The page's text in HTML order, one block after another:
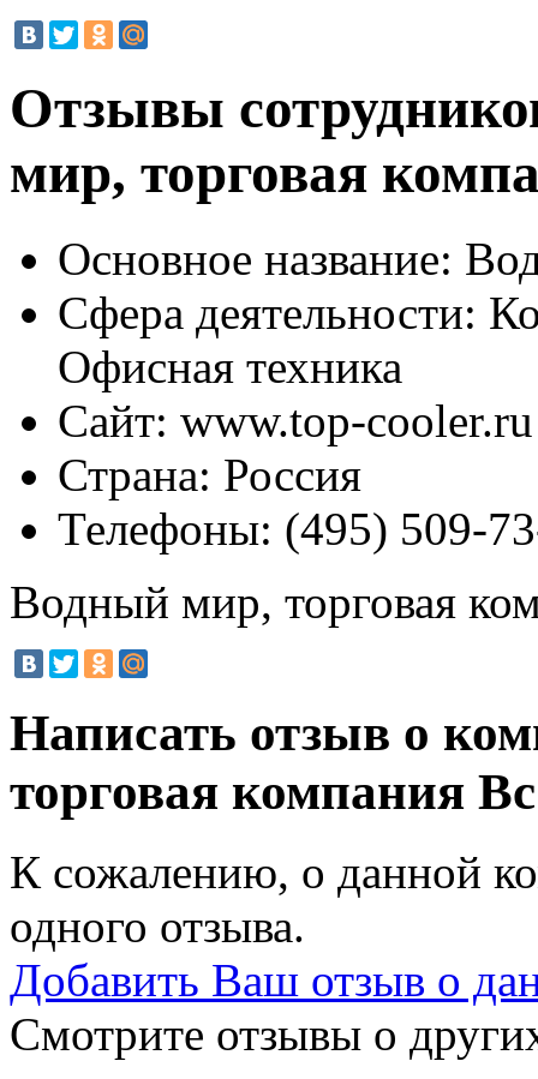
Отзывы
мир, торговая
Основное название:
Сфера деятельности:
Офисная техника
Сайт: www.top-cooler.ru
Страна: Россия
Телефоны: (495) 509-
Водный мир, торговая
Написать отзыв о
торговая компания
К сожалению, о данной
одного отзыва.
Добавить Ваш отзыв о
Смотрите отзывы о